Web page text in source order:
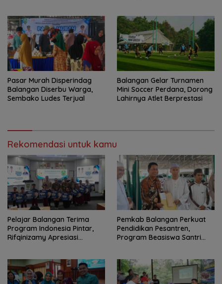
Pasar Murah Disperindag
Balangan Diserbu Warga,
Sembako Ludes Terjual
Balangan Gelar Turnamen
Mini Soccer Perdana, Dorong
Lahirnya Atlet Berprestasi
Rekomendasi untuk kamu
Pelajar Balangan Terima
Program Indonesia Pintar,
Rifqinizamy Apresiasi
Pemkab Balangan Perkuat
Pendidikan Pesantren,
Program Beasiswa Santri